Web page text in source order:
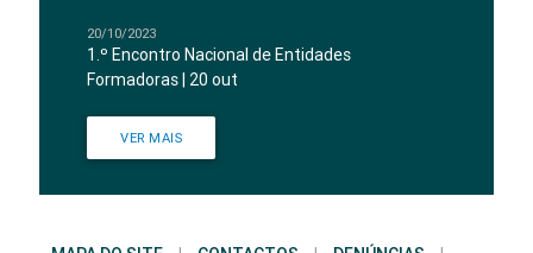
20/10/2023
1.º Encontro Nacional de Entidades
Formadoras | 20 out
VER MAIS